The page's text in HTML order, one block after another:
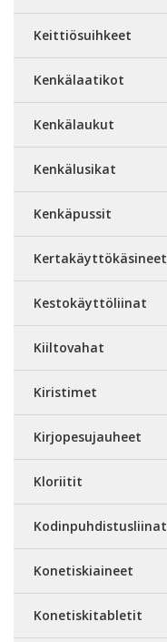
Keittiösuihkeet
Kenkälaatikot
Kenkälaukut
Kenkälusikat
Kenkäpussit
Kertakäyttökäsineet
Kestokäyttöliinat
Kiiltovahat
Kiristimet
Kirjopesujauheet
Kloriitit
Kodinpuhdistusliinat
Konetiskiaineet
Konetiskitabletit